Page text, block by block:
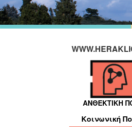
ΑΝΘΕΚΤΙΚΗ
Κοινωνική